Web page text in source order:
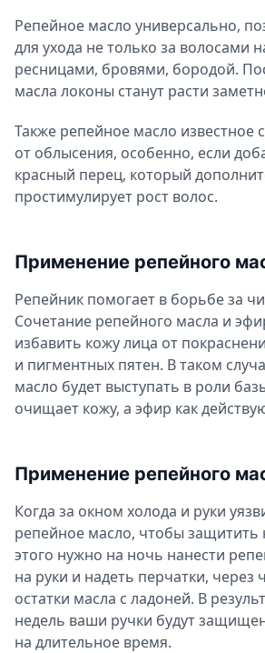
Репейное масло универсально,
для ухода не только за волосами
ресницами, бровями, бородой.
масла локоны станут расти
Также репейное масло известное
от облысения, особенно, если
красный перец, который
простимулирует рост волос.
Применение репейного
Репейник помогает в борьбе за
Сочетание репейного масла и
избавить кожу лица от
и пигментных пятен. В таком
масло будет выступать в роли
очищает кожу, а эфир как
Применение репейного
Когда за окном холода и руки
репейное масло, чтобы защитить
этого нужно на ночь нанести
на руки и надеть перчатки, через
остатки масла с ладоней. В
недель ваши ручки будут
на длительное время.